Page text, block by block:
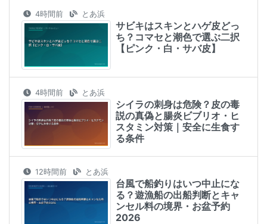
4時間前 とあ浜
サビキはスキンとハゲ皮どっ
ち？コマセと潮色で選ぶ二択
【ピンク・白・サバ皮】
4時間前 とあ浜
シイラの刺身は危険？皮の毒
説の真偽と腸炎ビブリオ・ヒ
スタミン対策｜安全に生食す
る条件
12時間前 とあ浜
台風で船釣りはいつ中止にな
る？遊漁船の出船判断とキャ
ンセル料の境界・お盆予約
2026